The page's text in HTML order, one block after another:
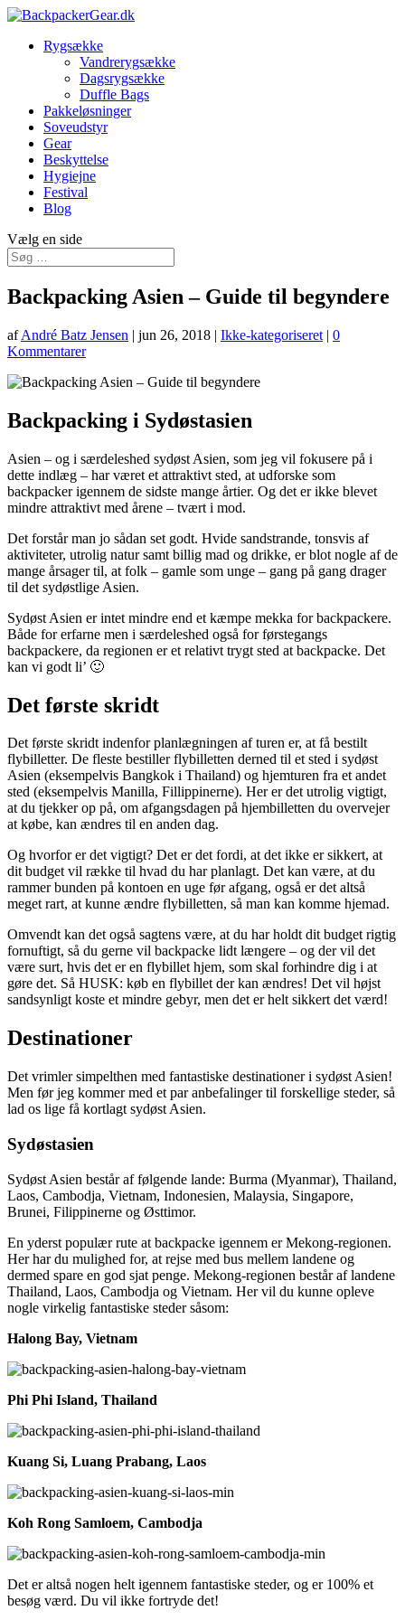
Rygsække
Vandrerygsække
Dagsrygsække
Duffle Bags
Pakkeløsninger
Soveudstyr
Gear
Beskyttelse
Hygiejne
Festival
Blog
Vælg en side
Backpacking Asien – Guide til begyndere
afAndré Batz Jensen | jun 26, 2018 | Ikke-kategoriseret | 0
Kommentarer
Backpacking i Sydøstasien
Asien – og i særdeleshed sydøst Asien, som jeg vil fokusere på i
dette indlæg – har været et attraktivt sted, at udforske som
backpacker igennem de sidste mange årtier. Og det er ikke blevet
mindre attraktivt med årene – tvært i mod.
Det forstår man jo sådan set godt. Hvide sandstrande, tonsvis af
aktiviteter, utrolig natur samt billig mad og drikke, er blot nogle af de
mange årsager til, at folk – gamle som unge – gang på gang drager
til det sydøstlige Asien.
Sydøst Asien er intet mindre end et kæmpe mekka for backpackere.
Både for erfarne men i særdeleshed også for førstegangs
backpackere, da regionen er et relativt trygt sted at backpacke. Det
kan vi godt li’ 🙂
Det første skridt
Det første skridt indenfor planlægningen af turen er, at få bestilt
flybilletter. De fleste bestiller flybilletten derned til et sted i sydøst
Asien (eksempelvis Bangkok i Thailand) og hjemturen fra et andet
sted (eksempelvis Manilla, Fillippinerne). Her er det utrolig vigtigt,
at du tjekker op på, om afgangsdagen på hjembilletten du overvejer
at købe, kan ændres til en anden dag.
Og hvorfor er det vigtigt? Det er det fordi, at det ikke er sikkert, at
dit budget vil række til hvad du har planlagt. Det kan være, at du
rammer bunden på kontoen en uge før afgang, også er det altså
meget rart, at kunne ændre flybilletten, så man kan komme hjemad.
Omvendt kan det også sagtens være, at du har holdt dit budget rigtig
fornuftigt, så du gerne vil backpacke lidt længere – og der vil det
være surt, hvis det er en flybillet hjem, som skal forhindre dig i at
gøre det. Så HUSK: køb en flybillet der kan ændres! Det vil højst
sandsynligt koste et mindre gebyr, men det er helt sikkert det værd!
Destinationer
Det vrimler simpelthen med fantastiske destinationer i sydøst Asien!
Men før jeg kommer med et par anbefalinger til forskellige steder, så
lad os lige få kortlagt sydøst Asien.
Sydøstasien
Sydøst Asien består af følgende lande: Burma (Myanmar), Thailand,
Laos, Cambodja, Vietnam, Indonesien, Malaysia, Singapore,
Brunei, Filippinerne og Østtimor.
En yderst populær rute at backpacke igennem er Mekong-regionen.
Her har du mulighed for, at rejse med bus mellem landene og
dermed spare en god sjat penge. Mekong-regionen består af landene
Thailand, Laos, Cambodja og Vietnam. Her vil du kunne opleve
nogle virkelig fantastiske steder såsom:
Halong Bay, Vietnam
Phi Phi Island, Thailand
Kuang Si, Luang Prabang, Laos
Koh Rong Samloem, Cambodja
Det er altså nogen helt igennem fantastiske steder, og er 100% et
besøg værd. Du vil ikke fortryde det!